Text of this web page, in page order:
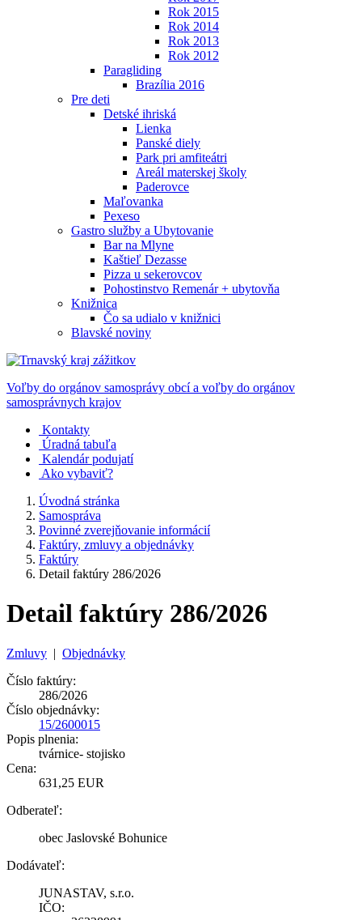
Rok 2015
Rok 2014
Rok 2013
Rok 2012
Paragliding
Brazília 2016
Pre deti
Detské ihriská
Lienka
Panské diely
Park pri amfiteátri
Areál materskej školy
Paderovce
Maľovanka
Pexeso
Gastro služby a Ubytovanie
Bar na Mlyne
Kaštieľ Dezasse
Pizza u sekerovcov
Pohostinstvo Remenár + ubytovňa
Knižnica
Čo sa udialo v knižnici
Blavské noviny
Voľby do orgánov samosprávy obcí a voľby do orgánov
samosprávnych krajov
Kontakty
Úradná tabuľa
Kalendár podujatí
Ako vybaviť?
Úvodná stránka
Samospráva
Povinné zverejňovanie informácií
Faktúry, zmluvy a objednávky
Faktúry
Detail faktúry 286/2026
Detail faktúry 286/2026
Zmluvy | Objednávky
Číslo faktúry:
286/2026
Číslo objednávky:
15/2600015
Popis plnenia:
tvárnice- stojisko
Cena:
631,25 EUR
Odberateľ:
obec Jaslovské Bohunice
Dodávateľ:
JUNASTAV, s.r.o.
IČO: